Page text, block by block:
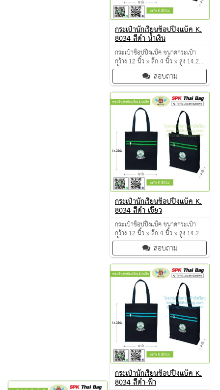
กระเป๋านักเรียนช็อปปิ้งแบ็ค K.
8034 สีดำ-น้ำเงิน
กระเป๋าช็อปปิ้งแบ็ค ขนาดกระเป๋า
กว้าง 12 นิ้ว x ลึก 4 นิ้ว x สูง 14.25
นิ้ว ผลิตจากวัตถุดิบเกรด A ฝีมือการ
เย็บดี ดูแลทุกขั้นตอน QC งาน 100%
จำนวนผลิตขั้นต่ำ 50 ใบ
สอบถาม
กระเป๋านักเรียนช็อปปิ้งแบ็ค K.
8034 สีดำ-เขียว
กระเป๋าช็อปปิ้งแบ็ค ขนาดกระเป๋า
กว้าง 12 นิ้ว x ลึก 4 นิ้ว x สูง 14.25
นิ้ว ผลิตจากวัตถุดิบเกรด A ฝีมือการ
เย็บดี ดูแลทุกขั้นตอน QC งาน 100%
จำนวนผลิตขั้นต่ำ 50 ใบ
สอบถาม
กระเป๋านักเรียนช็อปปิ้งแบ็ค K.
8034 สีดำ-ฟ้า